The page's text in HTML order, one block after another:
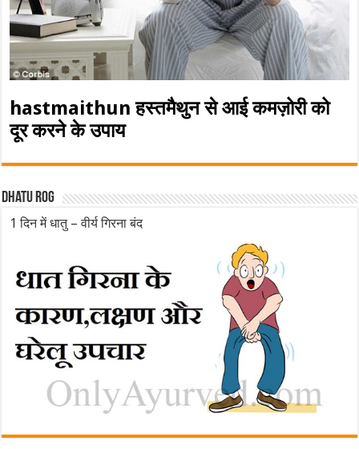
hastmaithun हस्तमैथुन से आई कमज़ोरी को
दूर करने के उपाय
Dhatu rog
1 दिन में धातु – वीर्य गिरना बंद